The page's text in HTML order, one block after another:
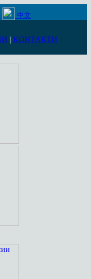
中文
| КОНТАКТИ